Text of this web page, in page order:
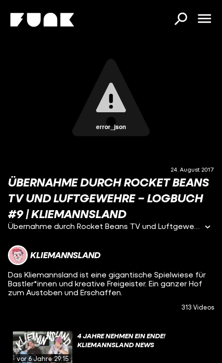
error_json
24. August 2017
ÜBERNAHME DURCH ROCKET BEANS
TV UND LUFTGEWEHRE – LOGBUCH
#9 | KLIEMANNSLAND
Übernahme durch Rocket Beans TV und Luftgewehre – Logbuch #9 | Kliemannsland
KLIEMANNSLAND
Das Kliemannsland ist eine gigantische Spielwiese für
Bastler*innen und kreative Freigeister. Ein ganzer Hof
zum Austoben und Erschaffen.
313 Videos
vor 6 Jahren29:15
4 JAHRE NEHMEN EIN ENDE!
KLIEMANNSLAND NEWS